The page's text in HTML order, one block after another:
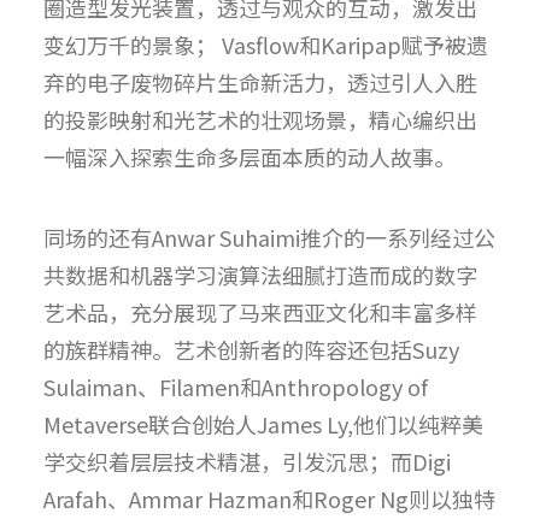
圈造型发光装置，透过与观众的互动，激发出
变幻万千的景象； Vasflow和Karipap赋予被遗
弃的电子废物碎片生命新活力，透过引人入胜
的投影映射和光艺术的壮观场景，精心编织出
一幅深入探索生命多层面本质的动人故事。
同场的还有Anwar Suhaimi推介的一系列经过公
共数据和机器学习演算法细腻打造而成的数字
艺术品，充分展现了马来西亚文化和丰富多样
的族群精神。艺术创新者的阵容还包括Suzy
Sulaiman、Filamen和Anthropology of
Metaverse联合创始人James Ly,他们以纯粹美
学交织着层层技术精湛，引发沉思；而Digi
Arafah、Ammar Hazman和Roger Ng则以独特